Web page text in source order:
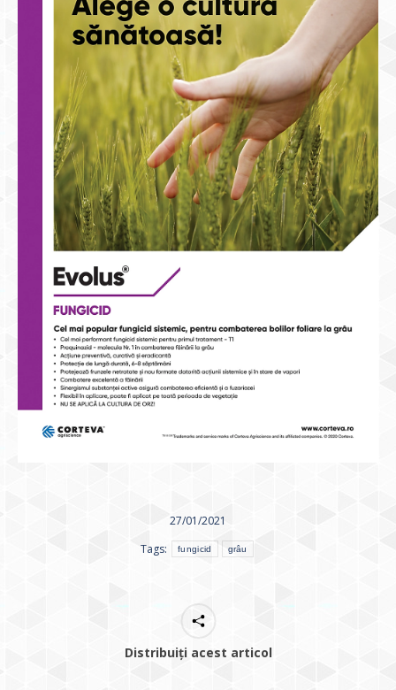
27/01/2021
Tags:
fungicid grâu
Distribuiți acest articol